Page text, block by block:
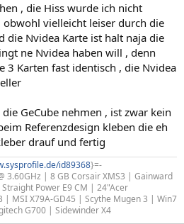
, die Hiss wurde ich nicht
obwohl vielleicht leiser durch die
die Nvidea Karte ist halt naja die
ne Nvidea haben will , denn
3 Karten fast identisch , die Nvidea
GeCube nehmen , ist zwar kein
Referenzdesign kleben die eh
drauf und fertig
id89368}=-​
3.60GHz | 8 GB Corsair XMS3 | Gainward
Power E9 CM | 24"Acer
| MSI X79A-GD45 | Scythe Mugen 3 | Win7
G700 | Sidewinder X4​